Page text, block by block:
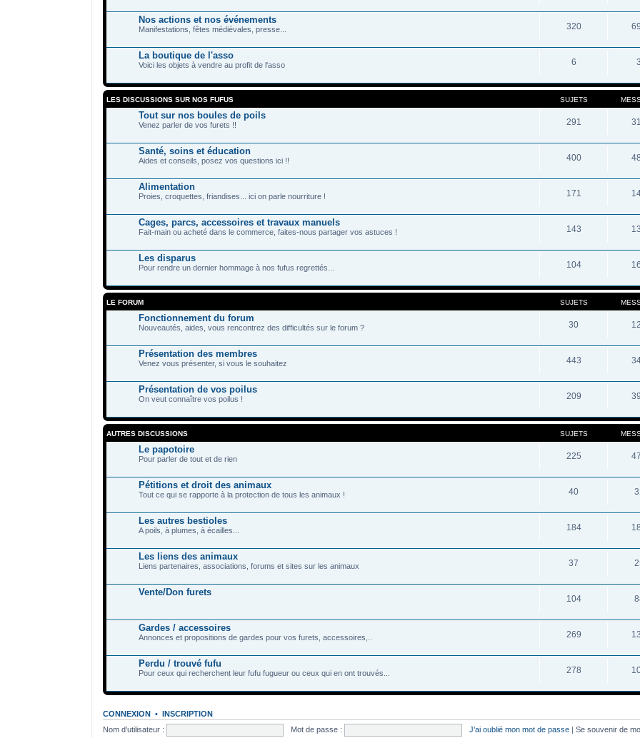
Nos actions et nos événements
Manifestations, fêtes médiévales, presse... 320
La boutique de l'asso
Voici les objets à vendre au profit de l'asso 6
LES DISCUSSIONS SUR NOS FUFUS SUJETS
Tout sur nos boules de poils
Venez parler de vos furets !! 291
Santé, soins et éducation
Aides et conseils, posez vos questions ici !! 400
Alimentation
Proies, croquettes, friandises... ici on parle nourriture ! 171
Cages, parcs, accessoires et travaux manuels
Fait-main ou acheté dans le commerce, faites-nous partager vos astuces ! 143
Les disparus
Pour rendre un dernier hommage à nos fufus regrettés... 104
LE FORUM SUJETS
Fonctionnement du forum
Nouveautés, aides, vous rencontrez des difficultés sur le forum ? 30
Présentation des membres
Venez vous présenter, si vous le souhaitez 443
Présentation de vos poilus
On veut connaître vos poilus ! 209
AUTRES DISCUSSIONS SUJETS
Le papotoire
Pour parler de tout et de rien 225
Pétitions et droit des animaux
Tout ce qui se rapporte à la protection de tous les animaux ! 40
Les autres bestioles
A poils, à plumes, à écailles... 184
Les liens des animaux
Liens partenaires, associations, forums et sites sur les animaux 37
Vente/Don furets
104
Gardes / accessoires
Annonces et propositions de gardes pour vos furets, accessoires,.. 269
Perdu / trouvé fufu
Pour ceux qui recherchent leur fufu fugueur ou ceux qui en ont trouvés... 278
CONNEXION• INSCRIPTION
Nom d’utilisateur :
Mot de passe : J’ai oublié mon mot de passe | Se souvenir de